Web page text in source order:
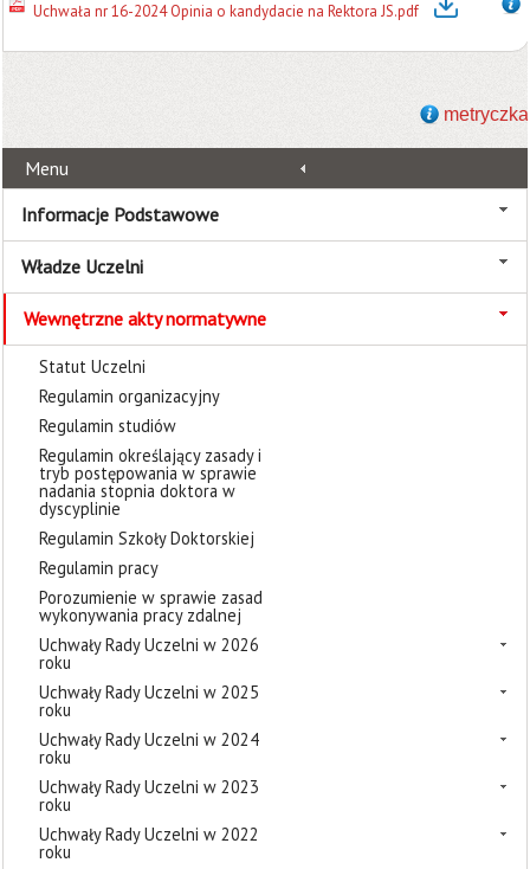
Uchwała nr 16-2024 Opinia o kandydacie na Rektora JS.pdf
metryczka
Menu
Informacje Podstawowe
Władze Uczelni
Wewnętrzne akty normatywne
Statut Uczelni
Regulamin organizacyjny
Regulamin studiów
Regulamin określający zasady i
tryb postępowania w sprawie
nadania stopnia doktora w
dyscyplinie
Regulamin Szkoły Doktorskiej
Regulamin pracy
Porozumienie w sprawie zasad
wykonywania pracy zdalnej
Uchwały Rady Uczelni w 2026
roku
Uchwały Rady Uczelni w 2025
roku
Uchwały Rady Uczelni w 2024
roku
Uchwały Rady Uczelni w 2023
roku
Uchwały Rady Uczelni w 2022
roku